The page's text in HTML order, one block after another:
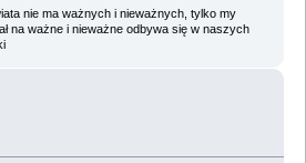
nie ma ważnych i nieważnych, tylko my
na ważne i nieważne odbywa się w naszych